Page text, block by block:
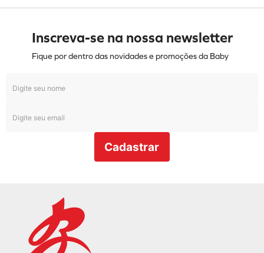
Inscreva-se na nossa newsletter
Fique por dentro das novidades e promoções da Baby
Cadastrar